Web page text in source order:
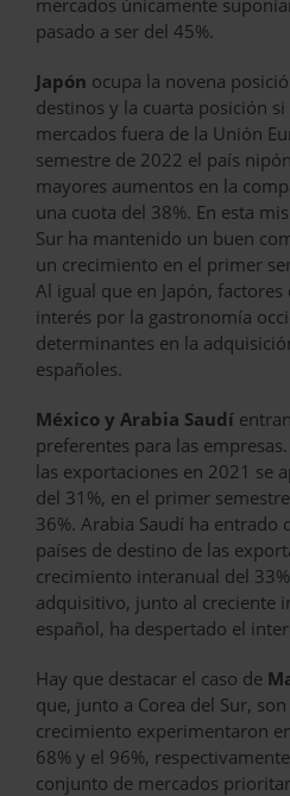
mercados únicamente
pasado a ser del 45%.
Japón ocupa la novena
destinos y la cuarta posición
mercados fuera de la Unión
semestre de 2022 el país
mayores aumentos en la
una cuota del 38%. En esta
Sur ha mantenido un buen
un crecimiento en el primer
Al igual que en Japón,
interés por la gastronomía
determinantes en la
españoles.
México y Arabia Saudí
preferentes para las
las exportaciones en 2021 se
del 31%, en el primer
36%. Arabia Saudí ha
países de destino de las
crecimiento interanual del
adquisitivo, junto al creciente
español, ha despertado el
Hay que destacar el caso de
que, junto a Corea del Sur,
crecimiento experimentaron
68% y el 96%,
conjunto de mercados